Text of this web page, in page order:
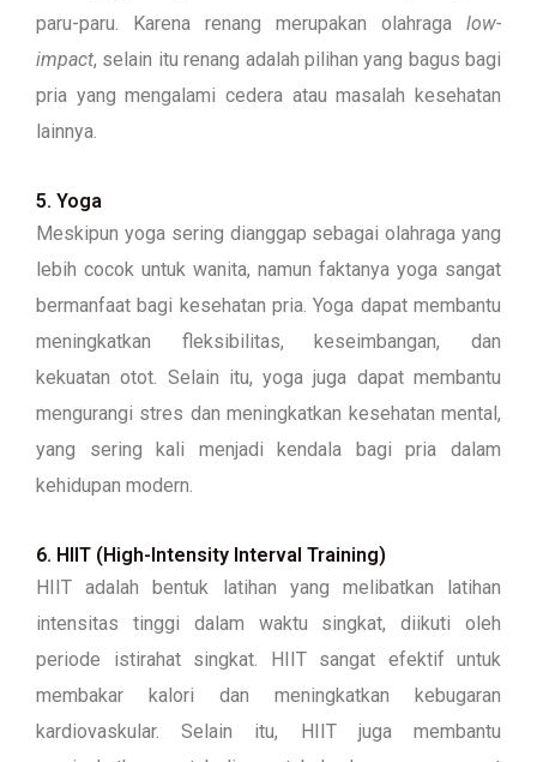
paru-paru. Karena renang merupakan olahraga low-
impact, selain itu renang adalah pilihan yang bagus bagi
pria yang mengalami cedera atau masalah kesehatan
lainnya.
5. Yoga
Meskipun yoga sering dianggap sebagai olahraga yang
lebih cocok untuk wanita, namun faktanya yoga sangat
bermanfaat bagi kesehatan pria. Yoga dapat membantu
meningkatkan fleksibilitas, keseimbangan, dan
kekuatan otot. Selain itu, yoga juga dapat membantu
mengurangi stres dan meningkatkan kesehatan mental,
yang sering kali menjadi kendala bagi pria dalam
kehidupan modern.
6. HIIT (High-Intensity Interval Training)
HIIT adalah bentuk latihan yang melibatkan latihan
intensitas tinggi dalam waktu singkat, diikuti oleh
periode istirahat singkat. HIIT sangat efektif untuk
membakar kalori dan meningkatkan kebugaran
kardiovaskular. Selain itu, HIIT juga membantu